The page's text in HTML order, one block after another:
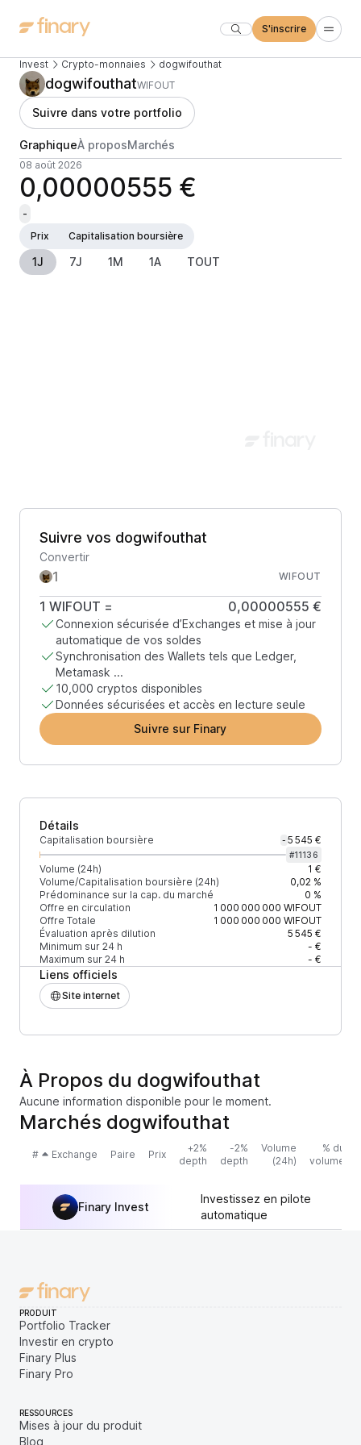
S'inscrire
Invest Crypto-monnaies dogwifouthat
dogwifouthatWIFOUT
Suivre dans votre portfolio
GraphiqueÀ proposMarchés
08 août 2026
0,00000555 €
-
Prix
Capitalisation boursière
1J 7J 1M 1A TOUT
Suivre vos dogwifouthat
Convertir
WIFOUT
1 WIFOUT = 0,00000555 €
Connexion sécurisée d’Exchanges et mise à jour
automatique de vos soldes
Synchronisation des Wallets tels que Ledger,
Metamask ...
10,000 cryptos disponibles
Données sécurisées et accès en lecture seule
Suivre sur Finary
Détails
Capitalisation boursière - 5 545 €
#11136
Volume (24h)
1 €
Volume/Capitalisation boursière (24h)
0,02 %
Prédominance sur la cap. du marché
0 %
Offre en circulation
1 000 000 000 WIFOUT
Offre Totale
1 000 000 000 WIFOUT
Évaluation après dilution
5 545 €
Minimum sur 24 h
- €
Maximum sur 24 h
- €
Liens officiels
Site internet
À Propos du dogwifouthat
Aucune information disponible pour le moment.
Marchés dogwifouthat
# Exchange Paire Prix
+2%
depth
-2%
depth
Volume
(24h)
% du
volume
Finary Invest
Investissez en pilote
automatique
PRODUIT
Portfolio Tracker
Investir en crypto
Finary Plus
Finary Pro
RESSOURCES
Mises à jour du produit
Blog